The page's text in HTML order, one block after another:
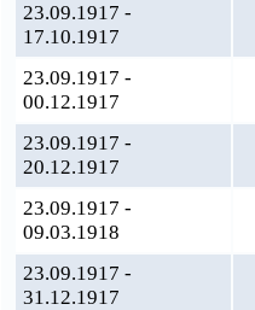
23.09.1917 -
17.10.1917
23.09.1917 -
00.12.1917
23.09.1917 -
20.12.1917
23.09.1917 -
09.03.1918
23.09.1917 -
31.12.1917